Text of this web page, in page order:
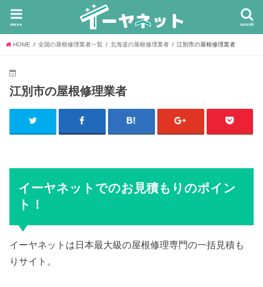
search
menu
HOME 全国の屋根修理業者一覧 北海道の屋根修理業者 江別市の屋根修理業者
江別市の屋根修理業者
イーヤネットでのお見積もりのポイン
ト！
イーヤネットは日本最大級の屋根修理専門の一括見積も
りサイト。